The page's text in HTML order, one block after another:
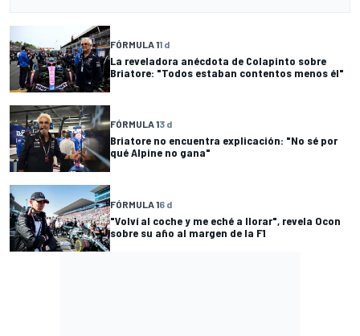
FÓRMULA 11 d
La reveladora anécdota de Colapinto sobre
Briatore: "Todos estaban contentos menos él"
FÓRMULA 13 d
Briatore no encuentra explicación: "No sé por
qué Alpine no gana"
FÓRMULA 16 d
"Volví al coche y me eché a llorar", revela Ocon
sobre su año al margen de la F1